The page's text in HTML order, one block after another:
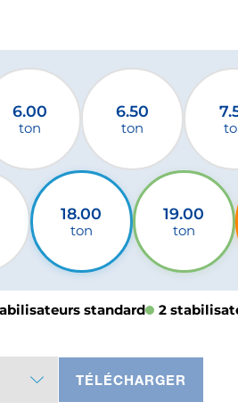
6.00
ton
6.50
ton
18.00
ton
19.00
ton
standard 2
TÉLÉCHARGER